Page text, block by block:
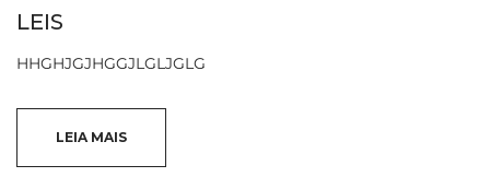
LEIS
HHGHJGJHGGJLGLJGLG
LEIA MAIS